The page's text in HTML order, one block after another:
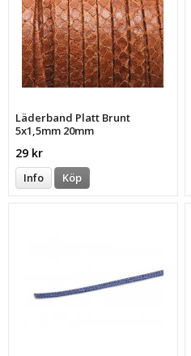
Läderband Platt Brunt
5x1,5mm 20mm
29 kr
Info Köp